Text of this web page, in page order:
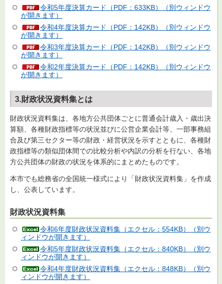
令和5年度決算カード（PDF：633KB）（別ウィンドウ
が開きます）
令和4年度決算カード（PDF：142KB）（別ウィンドウ
が開きます）
令和3年度決算カード（PDF：142KB）（別ウィンドウ
が開きます）
令和2年度決算カード（PDF：142KB）（別ウィンドウ
が開きます）
3.財政状況資料集とは
財政状況資料集は、各地方公共団体ごとに普通会計歳入・歳出決
算額、各種財政指標等の状況並びに公営企業会計等、一部事務組
合及び第三セクター等の財政・経営状況を示すとともに、各種財
政指標等の類似団体間での比較分析や内訳の分析を行ない、各地
方公共団体の財政の状況を体系的にまとめたものです。
本市でも総務省の全国統一様式により「財政状況資料集」を作成
し、公表しています。
財政状況資料集
令和6年度財政状況資料集（エクセル：554KB）（別ウ
ィンドウが開きます）
令和5年度財政状況資料集（エクセル：840KB）（別ウ
ィンドウが開きます）
令和4年度財政状況資料集（エクセル：848KB）（別ウ
ィンドウが開きます）